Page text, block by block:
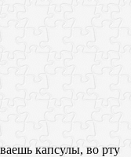
капсулы, во рту